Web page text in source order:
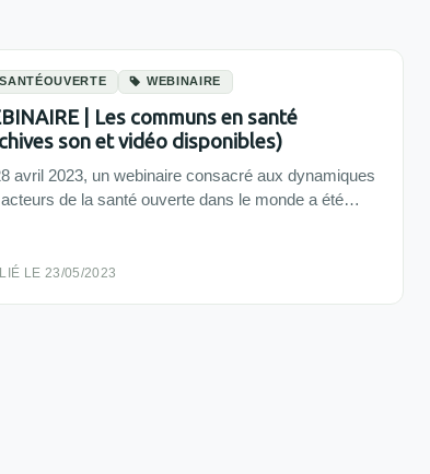
SANTÉOUVERTE WEBINAIRE
| Les communs en santé
son et vidéo disponibles)
avril 2023, un webinaire consacré aux dynamiques
de la santé ouverte dans le monde a été…
LE 23/05/2023